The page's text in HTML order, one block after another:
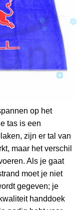
op het
tas is een
zijn er tal van
maar het verschil
Als je gaat
moet je niet
gegeven; je
handdoek